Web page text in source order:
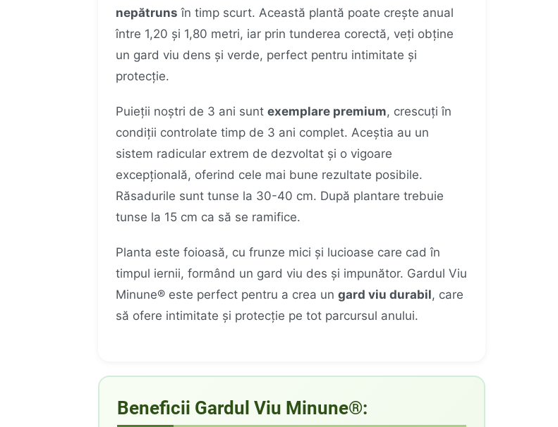
nepătruns în timp scurt. Această plantă poate crește anual
între 1,20 și 1,80 metri, iar prin tunderea corectă, veți obține
un gard viu dens și verde, perfect pentru intimitate și
protecție.
Puieții noștri de 3 ani sunt exemplare premium, crescuți în
condiții controlate timp de 3 ani complet. Aceștia au un
sistem radicular extrem de dezvoltat și o vigoare
excepțională, oferind cele mai bune rezultate posibile.
Răsadurile sunt tunse la 30-40 cm. După plantare trebuie
tunse la 15 cm ca să se ramifice.
Planta este foioasă, cu frunze mici și lucioase care cad în
timpul iernii, formând un gard viu des și impunător. Gardul Viu
Minune® este perfect pentru a crea un gard viu durabil, care
să ofere intimitate și protecție pe tot parcursul anului.
Beneficii Gardul Viu Minune®: